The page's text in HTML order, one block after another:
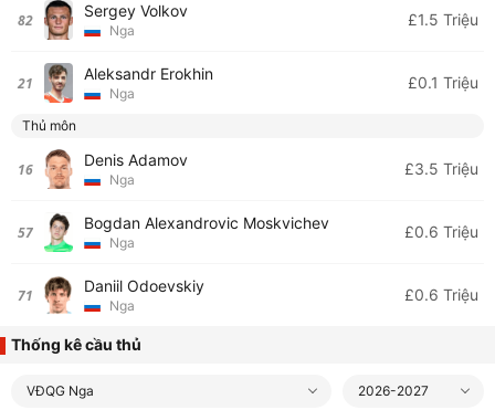
82 Sergey Volkov
Nga
£1.5 Triệu
21 Aleksandr Erokhin
Nga
£0.1 Triệu
Thủ môn
16 Denis Adamov
Nga
£3.5 Triệu
57 Bogdan Alexandrovic Moskvichev
Nga
£0.6 Triệu
71 Daniil Odoevskiy
Nga
£0.6 Triệu
Thống kê cầu thủ
VĐQG Nga 2026-2027